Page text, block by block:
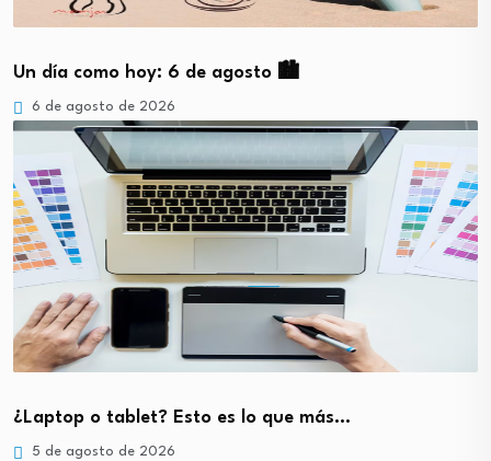
Un día como hoy: 6 de agosto 🏙️
6 de agosto de 2026
¿Laptop o tablet? Esto es lo que más…
5 de agosto de 2026